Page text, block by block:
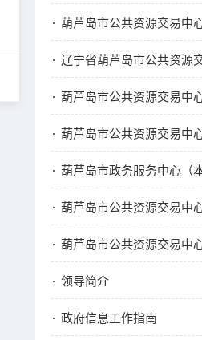
葫芦岛市公共资源交易中
辽宁省葫芦岛市公共资源
葫芦岛市公共资源交易中
葫芦岛市公共资源交易中
葫芦岛市政务服务中心（
葫芦岛市公共资源交易中
葫芦岛市公共资源交易中
领导简介
政府信息工作指南